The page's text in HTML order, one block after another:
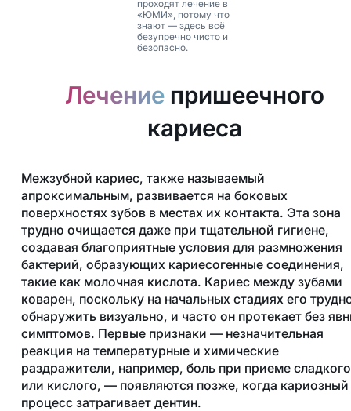
проходят лечение в
«ЮМИ», потому что
знают — здесь всё
безупречно чисто и
безопасно.
Лечениепришеечного
кариеса
Межзубной кариес, также называемый
апроксимальным, развивается на боковых
поверхностях зубов в местах их контакта. Эта зона
трудно очищается даже при тщательной гигиене,
создавая благоприятные условия для размножения
бактерий, образующих кариесогенные соединения,
такие как молочная кислота. Кариес между зубами
коварен, поскольку на начальных стадиях его
обнаружить визуально, и часто он протекает без
симптомов. Первые признаки — незначительная
реакция на температурные и химические
раздражители, например, боль при приеме сладкого
или кислого, — появляются позже, когда кариозный
процесс затрагивает дентин.